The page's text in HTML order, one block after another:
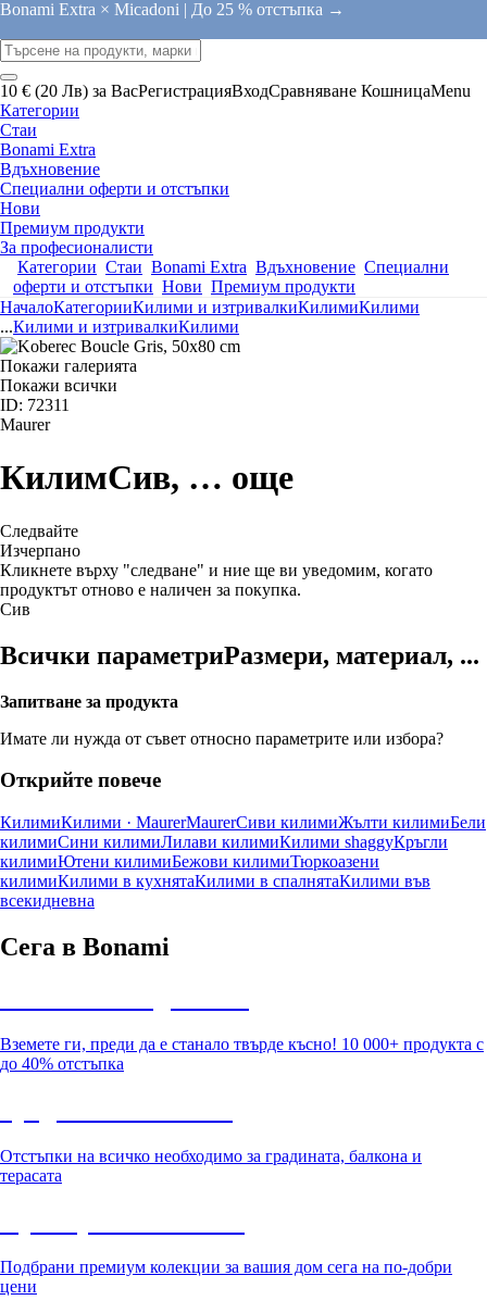
Bonami Extra × Micadoni | До 25 % отстъпка →
10 € (20 Лв) за ВасРегистрацияВходСравняване КошницаMenu
Категории
Стаи
Bonami Extra
Вдъхновение
Специални оферти и отстъпки
Нови
Премиум продукти
За професионалисти
Категории Стаи Bonami Extra Вдъхновение Специални
оферти и отстъпки Нови Премиум продукти
НачалоКатегорииКилими и изтривалкиКилимиКилими
...Килими и изтривалкиКилими
Покажи галерията
Покажи всички
ID: 72311
Maurer
КилимСив, … още
Следвайте
Изчерпанo
Кликнете върху "следване" и ние ще ви уведомим, когато
продуктът отново е наличен за покупка.
Сив
Всички параметриРазмери, материал, ...
Запитване за продукта
Имате ли нужда от съвет относно параметрите или избора?
Открийте повече
КилимиКилими · MaurerMaurerСиви килимиЖълти килимиБели
килимиСини килимиЛилави килимиКилими shaggyКръгли
килимиЮтени килимиБежови килимиТюркоазени
килимиКилими в кухнятаКилими в спалнятаКилими във
всекидневна
Сега в Bonami
Вземете ги, преди да е станало твърде късно! 10 000+ продукта с
до 40% отстъпка
Отстъпки на всичко необходимо за градината, балкона и
терасата
Подбрани премиум колекции за вашия дом сега на по-добри
цени